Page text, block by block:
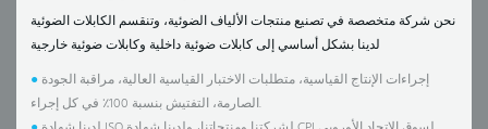
نحن شركة متخصصة في تصنيع منتجات الألياف الضوئية، وتنقسم الكابلات الضوئية
● إجراءات الإنتاج القياسية، متطلبات الاختبار القياسية العالية، مراقبة الجودة
الصارمة، التفتيش بنسبة 100٪ في كل إجراء.